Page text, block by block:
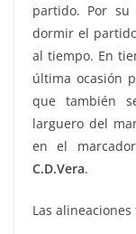
partido. Por
dormir el
al tiempo. En
última ocasión
que también
larguero del
en el
C.D.Vera.
Las